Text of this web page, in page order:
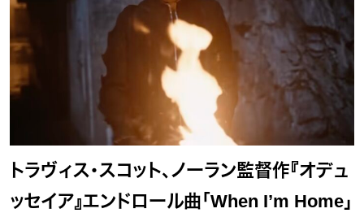
トラヴィス・スコット、ノーラン監督作『オデュ
ッセイア』エンドロール曲「When I’m Home」